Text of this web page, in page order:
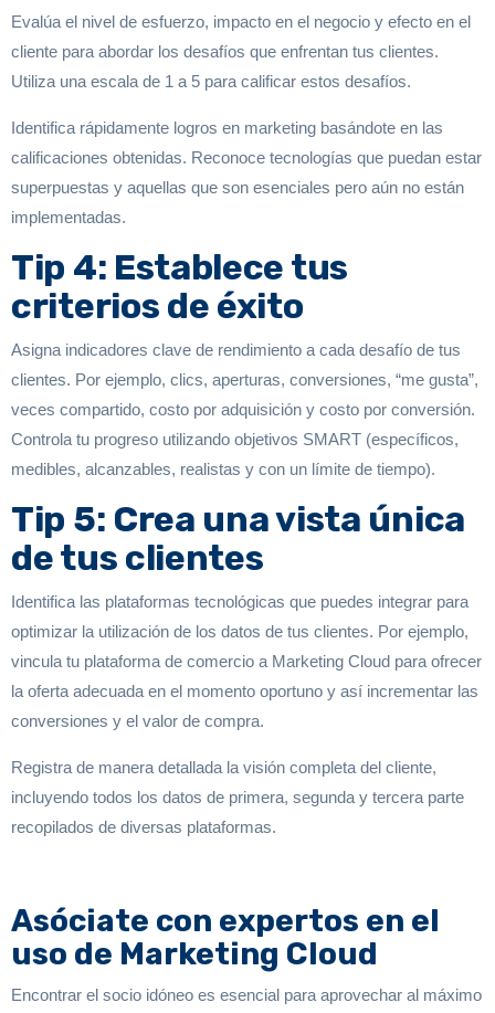
Evalúa el nivel de esfuerzo, impacto en el negocio y efecto en el
cliente para abordar los desafíos que enfrentan tus clientes.
Utiliza una escala de 1 a 5 para calificar estos desafíos.
Identifica rápidamente logros en marketing basándote en las
calificaciones obtenidas. Reconoce tecnologías que puedan estar
superpuestas y aquellas que son esenciales pero aún no están
implementadas.
Tip 4: Establece tus
criterios de éxito
Asigna indicadores clave de rendimiento a cada desafío de tus
clientes. Por ejemplo, clics, aperturas, conversiones, “me gusta”,
veces compartido, costo por adquisición y costo por conversión.
Controla tu progreso utilizando objetivos SMART (específicos,
medibles, alcanzables, realistas y con un límite de tiempo).
Tip 5: Crea una vista única
de tus clientes
Identifica las plataformas tecnológicas que puedes integrar para
optimizar la utilización de los datos de tus clientes. Por ejemplo,
vincula tu plataforma de comercio a Marketing Cloud para ofrecer
la oferta adecuada en el momento oportuno y así incrementar las
conversiones y el valor de compra.
Registra de manera detallada la visión completa del cliente,
incluyendo todos los datos de primera, segunda y tercera parte
recopilados de diversas plataformas.
Asóciate con expertos en el
uso de Marketing Cloud
Encontrar el socio idóneo es esencial para aprovechar al máximo